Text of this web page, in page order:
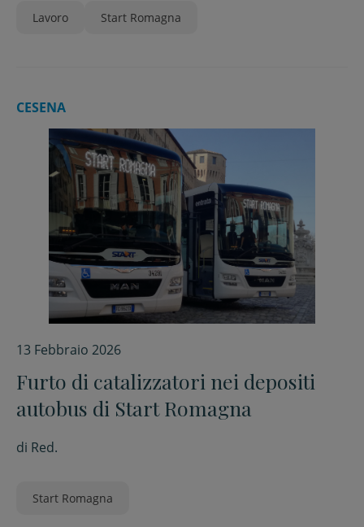
Lavoro Start Romagna
CESENA
13 Febbraio 2026
Furto di catalizzatori nei depositi
autobus di Start Romagna
di Red.
Start Romagna